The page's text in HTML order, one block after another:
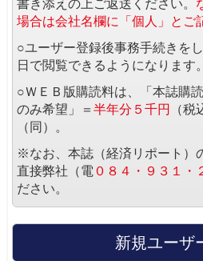
書き添えの上ご返送ください。
場合は会社名欄に「個人」とご
○ユーザー登録後事務手続きを
日で閲覧できるようになります。
○ＷＥＢ版購読料は、「本誌購
のみ希望」＝ 半年分５千円 （税
（同）。
※なお、本誌（経済リポート）
直接弊社（電０８４・９３１・
ださい。
新規ユーザ